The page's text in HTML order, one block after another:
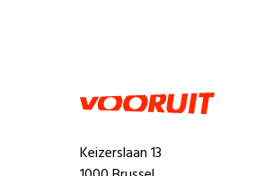
Keizerslaan 13